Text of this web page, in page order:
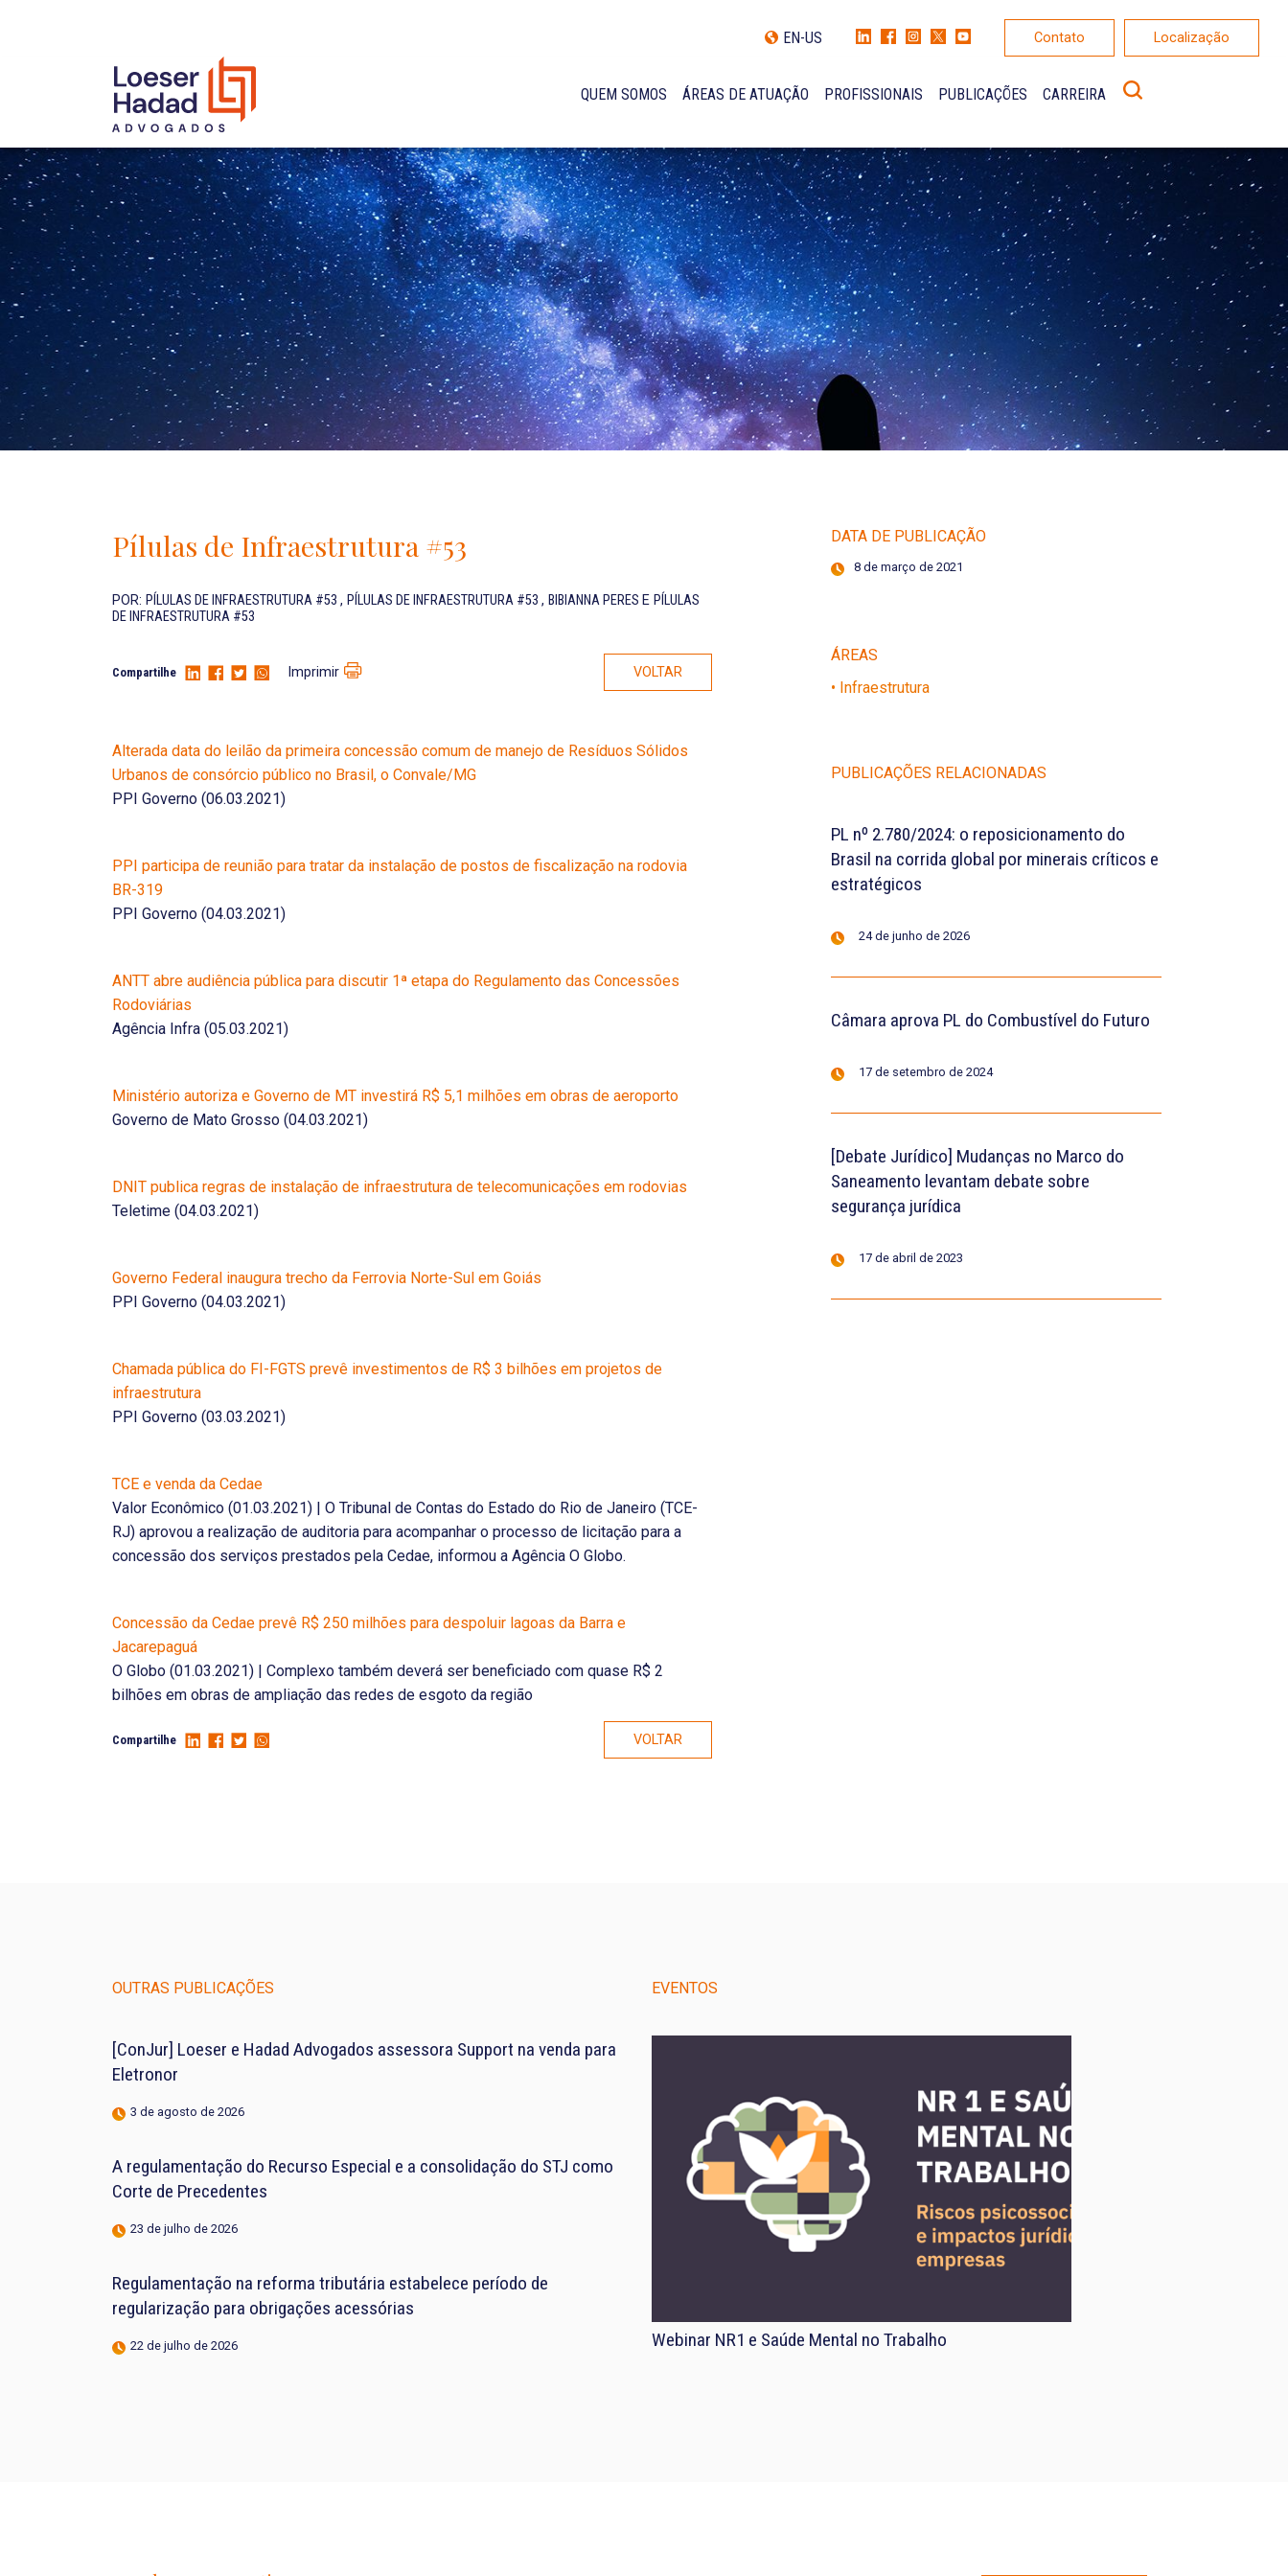
INTERNATIONAL NETWORK
PRÊMIOS
NOSSA EQUIPE
EN-US Contato Localização
QUEM SOMOS
INCLUSÃO E DIVERSIDADE
INTERNATIONAL NETWORK
PRÊMIOS
NOSSA EQUIPE
ÁREAS DE ATUAÇÃO PROFISSIONAIS PUBLICAÇÕES CARREIRA
Pílulas de Infraestrutura #53
POR: PÍLULAS DE INFRAESTRUTURA #53 , PÍLULAS DE INFRAESTRUTURA #53 , BIBIANNA PERES E PÍLULAS
DE INFRAESTRUTURA #53
Compartilhe Imprimir VOLTAR
Alterada data do leilão da primeira concessão comum de manejo de Resíduos Sólidos
Urbanos de consórcio público no Brasil, o Convale/MG
PPI Governo (06.03.2021)
PPI participa de reunião para tratar da instalação de postos de fiscalização na rodovia
BR-319
PPI Governo (04.03.2021)
ANTT abre audiência pública para discutir 1ª etapa do Regulamento das Concessões
Rodoviárias
Agência Infra (05.03.2021)
Ministério autoriza e Governo de MT investirá R$ 5,1 milhões em obras de aeroporto
Governo de Mato Grosso (04.03.2021)
DNIT publica regras de instalação de infraestrutura de telecomunicações em rodovias
Teletime (04.03.2021)
Governo Federal inaugura trecho da Ferrovia Norte-Sul em Goiás
PPI Governo (04.03.2021)
Chamada pública do FI-FGTS prevê investimentos de R$ 3 bilhões em projetos de
infraestrutura
PPI Governo (03.03.2021)
TCE e venda da Cedae
Valor Econômico (01.03.2021) | O Tribunal de Contas do Estado do Rio de Janeiro (TCE-
RJ) aprovou a realização de auditoria para acompanhar o processo de licitação para a
concessão dos serviços prestados pela Cedae, informou a Agência O Globo.
Concessão da Cedae prevê R$ 250 milhões para despoluir lagoas da Barra e
Jacarepaguá
O Globo (01.03.2021) | Complexo também deverá ser beneficiado com quase R$ 2
bilhões em obras de ampliação das redes de esgoto da região
Compartilhe VOLTAR
DATA DE PUBLICAÇÃO
8 de março de 2021
ÁREAS
• Infraestrutura
PUBLICAÇÕES RELACIONADAS
PL nº 2.780/2024: o reposicionamento do
Brasil na corrida global por minerais críticos e
estratégicos
24 de junho de 2026
Câmara aprova PL do Combustível do Futuro
17 de setembro de 2024
[Debate Jurídico] Mudanças no Marco do
Saneamento levantam debate sobre
segurança jurídica
17 de abril de 2023
OUTRAS PUBLICAÇÕES
[ConJur] Loeser e Hadad Advogados assessora Support na venda para
Eletronor
3 de agosto de 2026
A regulamentação do Recurso Especial e a consolidação do STJ como
Corte de Precedentes
23 de julho de 2026
Regulamentação na reforma tributária estabelece período de
regularização para obrigações acessórias
22 de julho de 2026
EVENTOS
Webinar NR1 e Saúde Mental no Trabalho